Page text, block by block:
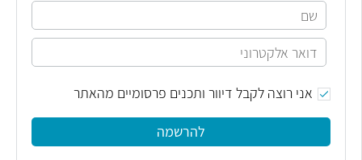
אני רוצה לקבל דיוור ותכנים פרסומיים מהאתר
להרשמה